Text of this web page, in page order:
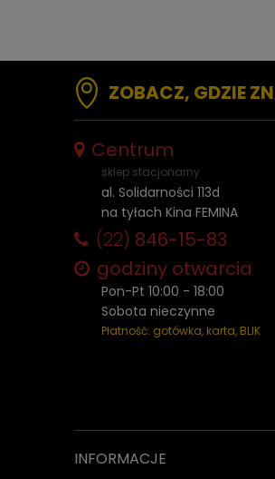
ZOBACZ, GDZIE
Centrum
sklep stacjonarny
al. Solidarności 113d
na tyłach Kina FEMINA
(22) 846-15-83
godziny otwarcia
Pon-Pt 10:00 - 18:00
Sobota nieczynne
Płatność: gotówka, karta, BLIK
INFORMACJE